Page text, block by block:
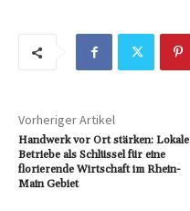
Vorheriger Artikel
Handwerk vor Ort stärken: Lokale
Betriebe als Schlüssel für eine
florierende Wirtschaft im Rhein-
Main Gebiet